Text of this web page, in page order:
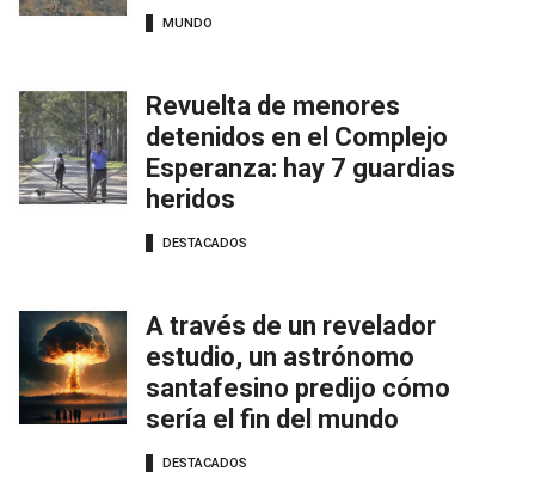
MUNDO
Revuelta de menores
detenidos en el Complejo
Esperanza: hay 7 guardias
heridos
DESTACADOS
A través de un revelador
estudio, un astrónomo
santafesino predijo cómo
sería el fin del mundo
DESTACADOS